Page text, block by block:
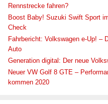
Rennstrecke fahren?
Boost Baby! Suzuki Swift Sport
Check
Fahrbericht: Volkswagen e-Up! –
Auto
Generation digital: Der neue
Neuer VW Golf 8 GTE –
kommen 2020